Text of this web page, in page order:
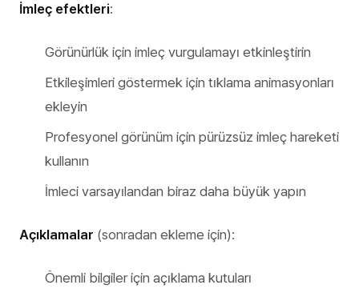
İmleç efektleri:
Görünürlük için imleç vurgulamayı etkinleştirin
Etkileşimleri göstermek için tıklama animasyonları
ekleyin
Profesyonel görünüm için pürüzsüz imleç hareketi
kullanın
İmleci varsayılandan biraz daha büyük yapın
Açıklamalar (sonradan ekleme için):
Önemli bilgiler için açıklama kutuları